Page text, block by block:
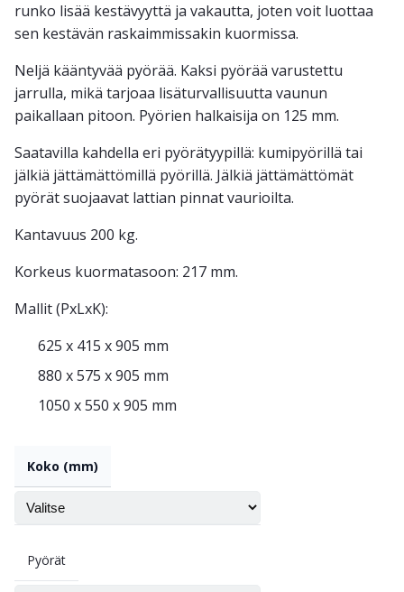
runko lisää kestävyyttä ja vakautta, joten voit luottaa
sen kestävän raskaimmissakin kuormissa.
Neljä kääntyvää pyörää. Kaksi pyörää varustettu
jarrulla, mikä tarjoaa lisäturvallisuutta vaunun
paikallaan pitoon. Pyörien halkaisija on 125 mm.
Saatavilla kahdella eri pyörätyypillä: kumipyörillä tai
jälkiä jättämättömillä pyörillä. Jälkiä jättämättömät
pyörät suojaavat lattian pinnat vaurioilta.
Kantavuus 200 kg.
Korkeus kuormatasoon: 217 mm.
Mallit (PxLxK):
625 x 415 x 905 mm
880 x 575 x 905 mm
1050 x 550 x 905 mm
Koko (mm)
Pyörät